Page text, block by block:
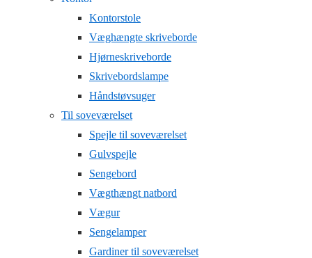
Kontorstole
Væghængte skriveborde
Hjørneskriveborde
Skrivebordslampe
Håndstøvsuger
Til soveværelset
Spejle til soveværelset
Gulvspejle
Sengebord
Vægthængt natbord
Vægur
Sengelamper
Gardiner til soveværelset